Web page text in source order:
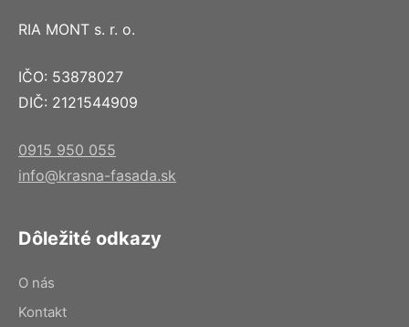
RIA MONT s. r. o.
IČO: 53878027
DIČ: 2121544909
0915 950 055
info@krasna-fasada.sk
Dôležité odkazy
O nás
Kontakt